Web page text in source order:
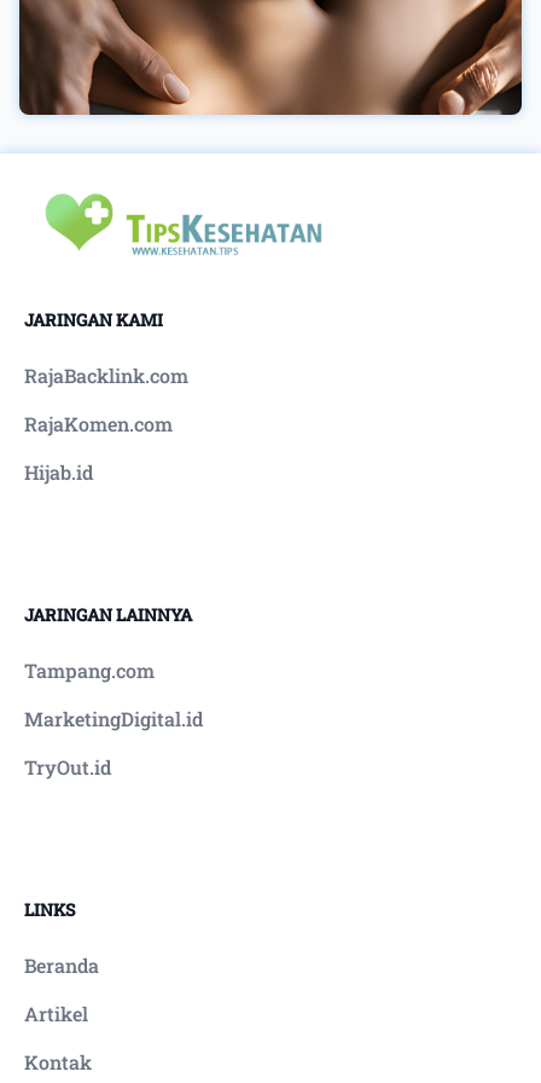
JARINGAN KAMI
RajaBacklink.com
RajaKomen.com
Hijab.id
JARINGAN LAINNYA
Tampang.com
MarketingDigital.id
TryOut.id
LINKS
Beranda
Artikel
Kontak